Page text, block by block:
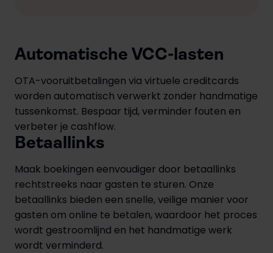
Automatische VCC-lasten
OTA-vooruitbetalingen via virtuele creditcards
worden automatisch verwerkt zonder handmatige
tussenkomst. Bespaar tijd, verminder fouten en
verbeter je cashflow.
Betaallinks
Maak boekingen eenvoudiger door betaallinks
rechtstreeks naar gasten te sturen. Onze
betaallinks bieden een snelle, veilige manier voor
gasten om online te betalen, waardoor het proces
wordt gestroomlijnd en het handmatige werk
wordt verminderd.